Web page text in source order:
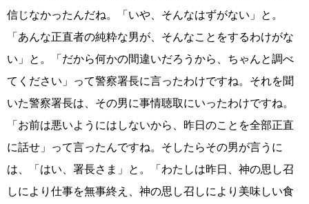
信じなかったんだね。「いや、そんなはずがない」と。
「あんな正直者の純粋な男が、そんなことをするわけがな
い」と。「だから何かの間違いだろうから、ちゃんと調べ
てください」って警察署長に言ったわけですね。それを聞
いた警察署長は、その男に事情聴取にいったわけですね。
「お前は悪いようにはしないから、昨日のことを全部正直
に話せ」って言ったんですね。そしたらその男が言うに
は、「はい、署長さま」と。「わたしは昨日、神の思し召
しにより仕事を無事終え、神の思し召しにより美味しい食